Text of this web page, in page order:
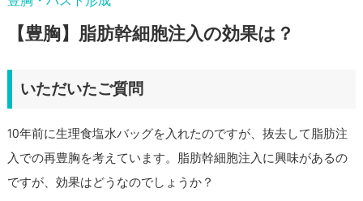
【豊胸】脂肪幹細胞注入の効果は？
いただいたご質問
10年前に生理食塩水バッグを入れたのですが、抜去して脂肪注
入での再豊胸を考えています。脂肪幹細胞注入に興味があるの
ですが、効果はどうなのでしょうか？